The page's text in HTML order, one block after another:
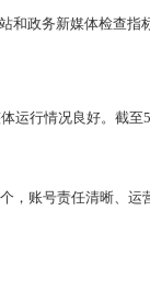
和政务新媒体检查
运行情况良好。截
，账号责任清晰、